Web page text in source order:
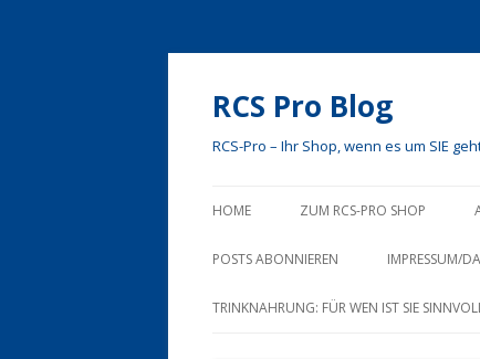
RCS Pro Blog
RCS-Pro – Ihr Shop, wenn es um SIE
HOME
ÜBER UNS
IHRE VORTEILE
ZUM RCS-PRO SHOP
POSTS ABONNIEREN IMPRESSUM/
TRINKNAHRUNG: FÜR WEN IST SIE